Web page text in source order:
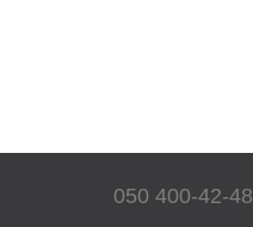
050 400-42-48